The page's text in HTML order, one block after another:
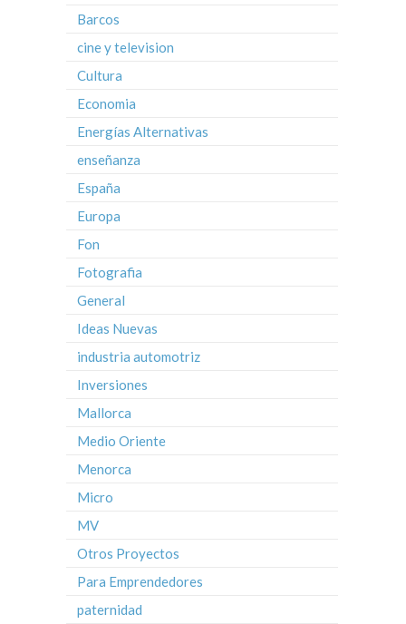
Barcos
cine y television
Cultura
Economia
Energías Alternativas
enseñanza
España
Europa
Fon
Fotografia
General
Ideas Nuevas
industria automotriz
Inversiones
Mallorca
Medio Oriente
Menorca
Micro
MV
Otros Proyectos
Para Emprendedores
paternidad